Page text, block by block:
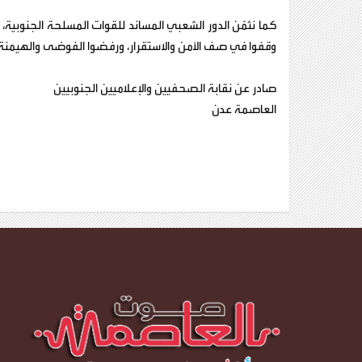
كما نثمّن الدور الشعبي المساند للقوات المسلحة
وقفوا في صف الأمن والاستقرار، ورفضوا الفوضى
صادر عن نقابة الصحفيين والإعلاميين الجنوبيين
العاصمة عدن